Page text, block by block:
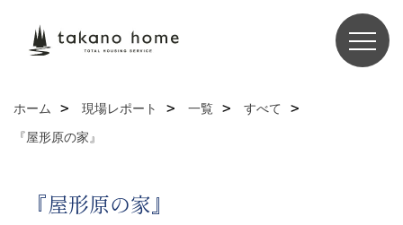
ホーム 現場レポート 一覧
すべて
『屋形原の家』
『屋形原の家』